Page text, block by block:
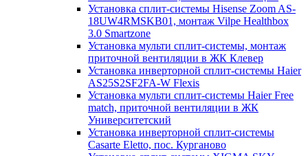
Установка сплит-системы Hisense Zoom AS-
18UW4RMSKB01, монтаж Vilpe Healthbox
3.0 Smartzone
Установка мульти сплит-системы, монтаж
приточной вентиляции в ЖК Клевер
Установка инверторной сплит-системы Haier
AS25S2SF2FA-W Flexis
Установка мульти сплит-системы Haier Free
match, приточной вентиляции в ЖК
Университетский
Установка инверторной сплит-системы
Casarte Eletto, пос. Курганово